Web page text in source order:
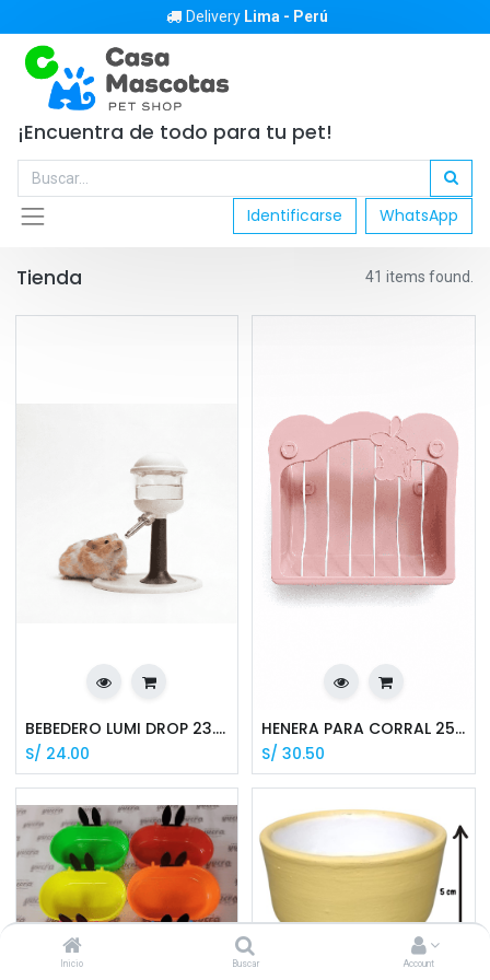
Inicio Buscar Account
Delivery Lima - Perú
¡Encuentra de todo para tu pet!
Identificarse WhatsApp
Tienda 41 items found.
BEBEDERO LUMI DROP 23.6*14.5*13.4 CM - KN5980115
S/ 24.00
HENERA PARA CORRAL 25*20*12.5 CM - ROSADO BER9800128
S/ 30.50